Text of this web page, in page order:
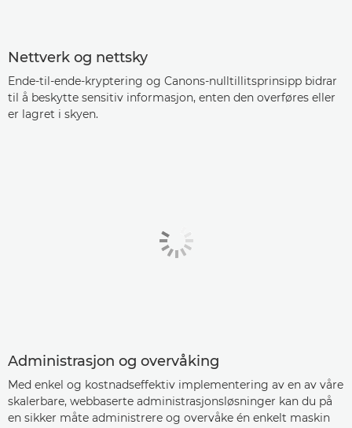
Nettverk og nettsky
Ende-til-ende-kryptering og Canons-nulltillitsprinsipp bidrar
til å beskytte sensitiv informasjon, enten den overføres eller
er lagret i skyen.
Administrasjon og overvåking
Med enkel og kostnadseffektiv implementering av en av våre
skalerbare, webbaserte administrasjonsløsninger kan du på
en sikker måte administrere og overvåke én enkelt maskin